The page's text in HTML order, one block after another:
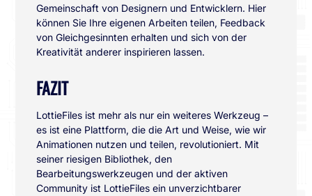
Gemeinschaft von Designern und Entwicklern. Hier
können Sie Ihre eigenen Arbeiten teilen, Feedback
von Gleichgesinnten erhalten und sich von der
Kreativität anderer inspirieren lassen.
FAZIT
LottieFiles ist mehr als nur ein weiteres Werkzeug –
es ist eine Plattform, die die Art und Weise, wie wir
Animationen nutzen und teilen, revolutioniert. Mit
seiner riesigen Bibliothek, den
Bearbeitungswerkzeugen und der aktiven
Community ist LottieFiles ein unverzichtbarer